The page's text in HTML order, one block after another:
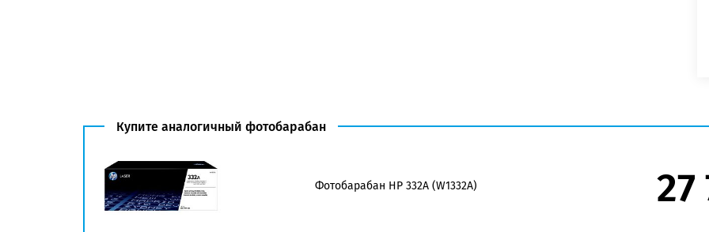
Купите аналогичный фотобарабан
Фотобарабан HP 332A (W1332A) 27